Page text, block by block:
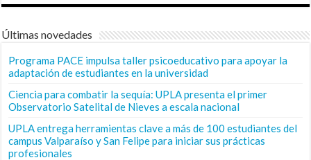
Últimas novedades
Programa PACE impulsa taller psicoeducativo para apoyar la
adaptación de estudiantes en la universidad
Ciencia para combatir la sequía: UPLA presenta el primer
Observatorio Satelital de Nieves a escala nacional
UPLA entrega herramientas clave a más de 100 estudiantes del
campus Valparaíso y San Felipe para iniciar sus prácticas
profesionales